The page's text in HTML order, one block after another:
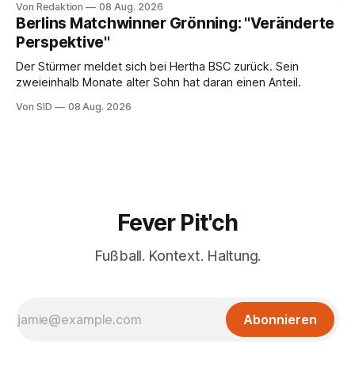
Von Redaktion 08 Aug. 2026
Berlins Matchwinner Grönning: "Veränderte
Perspektive"
Der Stürmer meldet sich bei Hertha BSC zurück. Sein
zweieinhalb Monate alter Sohn hat daran einen Anteil.
Von SID 08 Aug. 2026
Fever Pit'ch
Fußball. Kontext. Haltung.
Abonnieren